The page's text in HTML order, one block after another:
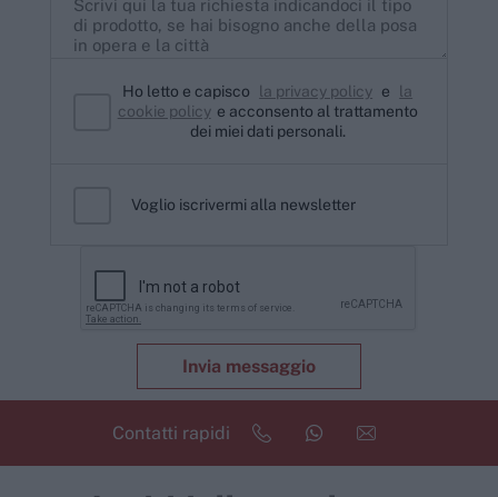
Ho letto e capisco la privacy policy e
la
cookie policy e acconsento al trattamento
dei miei dati personali.
Voglio iscrivermi alla newsletter
Invia messaggio
Contatti rapidi